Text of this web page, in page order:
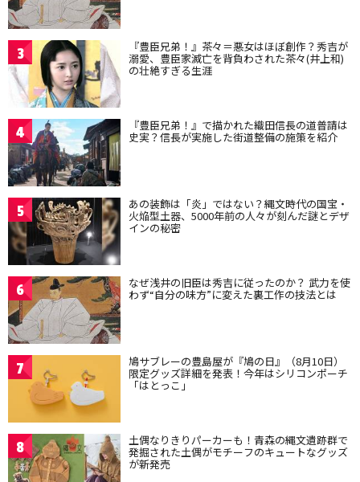
3 『豊臣兄弟！』茶々＝悪女はほぼ創作？秀吉が
溺愛、豊臣家滅亡を背負わされた茶々(井上和)
の壮絶すぎる生涯
4 『豊臣兄弟！』で描かれた織田信長の道普請は
史実？信長が実施した街道整備の施策を紹介
5 あの装飾は「炎」ではない？縄文時代の国宝・
火焔型土器、5000年前の人々が刻んだ謎とデザ
インの秘密
6 なぜ浅井の旧臣は秀吉に従ったのか？ 武力を使
わず“自分の味方”に変えた裏工作の技法とは
7 鳩サブレーの豊島屋が『鳩の日』（8月10日）
限定グッズ詳細を発表！今年はシリコンポーチ
「はとっこ」
8 土偶なりきりパーカーも！青森の縄文遺跡群で
発掘された土偶がモチーフのキュートなグッズ
が新発売